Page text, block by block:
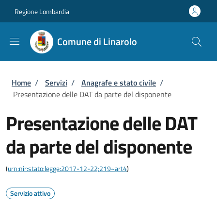
Regione Lombardia
Comune di Linarolo
Briciole di pane
Home / Servizi / Anagrafe e stato civile /
Presentazione delle DAT da parte del disponente
Presentazione delle DAT
da parte del disponente
(urn:nir:stato:legge:2017-12-22;219~art4)
Servizio attivo